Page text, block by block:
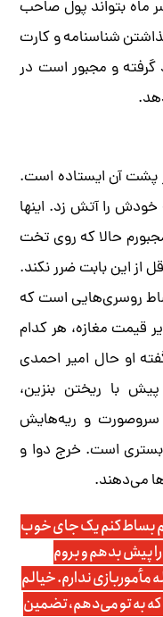
ماه بتواند پول صاحب
شناسنامه و کارت
گرفته و مجبور است در
پشت آن ایستاده است.
را آتش زد. اینها
حالا که روی تخت
از این بابت ضرر نکند.
روسری‌هایی است که
و اینجا ۴۰ درصد زیر قیمت مغازه، هر کدام
او حال امیر احمدی
با ریختن بنزین،
و ریه‌هایش
است. خرج دوا و
می‌دهند.
بساط کنم یک جای خوب
پیش بدهم و بروم
ندارم. خیالم
که به تو می‌دهم، تضمین